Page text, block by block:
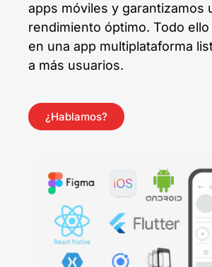
apps móviles y garantizamos
rendimiento óptimo. Todo
en una app multiplataforma
a más usuarios.
¿Hablamos?